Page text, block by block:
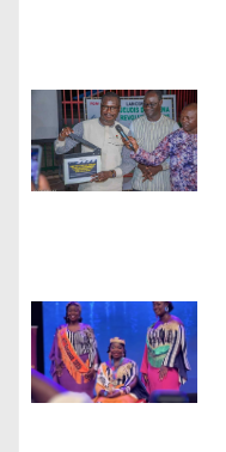
c
l
e